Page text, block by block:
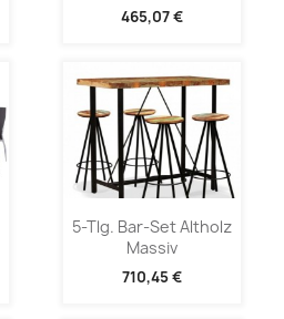
465,07 €
5-Tlg. Bar-Set Altholz
Massiv
710,45 €